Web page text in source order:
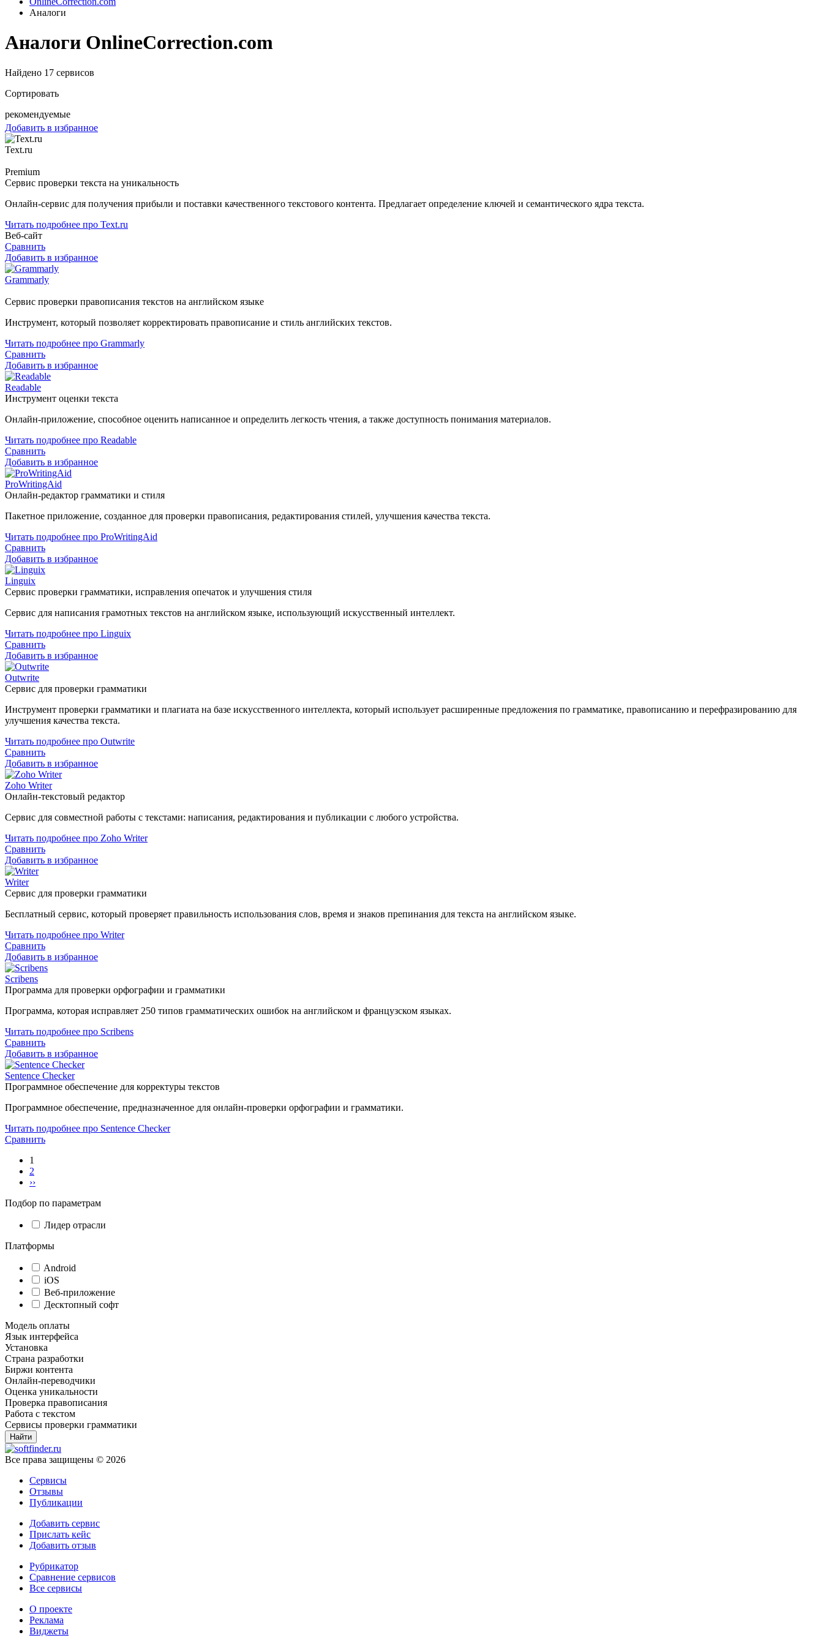
Аналоги
Аналоги OnlineCorrection.com
Найдено 17 сервисов
Сортировать
рекомендуемые
Добавить в избранное
Text.ru
Premium
Сервис проверки текста на уникальность
Онлайн-сервис для получения прибыли и поставки качественного текстового контента. Предлагает определение ключей и семантического ядра текста.
Читать подробнее про Text.ru
Веб-сайт
Сравнить
Добавить в избранное
Grammarly
Сервис проверки правописания текстов на английском языке
Инструмент, который позволяет корректировать правописание и стиль английских текстов.
Читать подробнее про Grammarly
Сравнить
Добавить в избранное
Readable
Инструмент оценки текста
Онлайн-приложение, способное оценить написанное и определить легкость чтения, а также доступность понимания материалов.
Читать подробнее про Readable
Сравнить
Добавить в избранное
ProWritingAid
Онлайн-редактор грамматики и стиля
Пакетное приложение, созданное для проверки правописания, редактирования стилей, улучшения качества текста.
Читать подробнее про ProWritingAid
Сравнить
Добавить в избранное
Linguix
Сервис проверки грамматики, исправления опечаток и улучшения стиля
Сервис для написания грамотных текстов на английском языке, использующий искусственный интеллект.
Читать подробнее про Linguix
Сравнить
Добавить в избранное
Outwrite
Сервис для проверки грамматики
Инструмент проверки грамматики и плагиата на базе искусственного интеллекта, который использует расширенные предложения по грамматике, правописанию и перефразированию для
улучшения качества текста.
Читать подробнее про Outwrite
Сравнить
Добавить в избранное
Zoho Writer
Онлайн-текстовый редактор
Сервис для совместной работы с текстами: написания, редактирования и публикации с любого устройства.
Читать подробнее про Zoho Writer
Сравнить
Добавить в избранное
Writer
Сервис для проверки грамматики
Бесплатный сервис, который проверяет правильность использования слов, время и знаков препинания для текста на английском языке.
Читать подробнее про Writer
Сравнить
Добавить в избранное
Scribens
Программа для проверки орфографии и грамматики
Программа, которая исправляет 250 типов грамматических ошибок на английском и французском языках.
Читать подробнее про Scribens
Сравнить
Добавить в избранное
Sentence Checker
Программное обеспечение для корректуры текстов
Программное обеспечение, предназначенное для онлайн-проверки орфографии и грамматики.
Читать подробнее про Sentence Checker
Сравнить
1
2
››
Подбор по параметрам
Лидер отрасли
Платформы
Android
iOS
Веб-приложение
Десктопный софт
Модель оплаты
Язык интерфейса
Установка
Страна разработки
Биржи контента
Онлайн-переводчики
Оценка уникальности
Проверка правописания
Работа с текстом
Сервисы проверки грамматики
Все права защищены © 2026
Сервисы
Отзывы
Публикации
Добавить сервис
Прислать кейс
Добавить отзыв
Рубрикатор
Сравнение сервисов
Все сервисы
О проекте
Реклама
Виджеты